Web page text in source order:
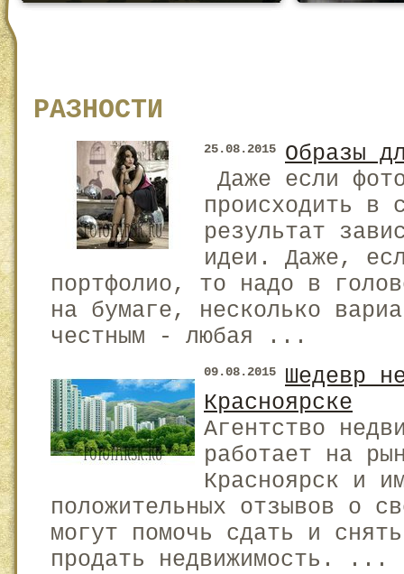
РАЗНОСТИ
25.08.2015
Образы
Даже если
происходить в
результат
идеи. Даже,
портфолио, то надо в
на бумаге, несколько
честным - любая ...
09.08.2015
Шедевр
Красноярске
Агентство
работает на
Красноярск и
положительных отзывов о
могут помочь сдать и
продать недвижимость. ...